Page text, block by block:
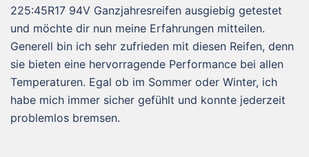
225:45R17 94V Ganzjahresreifen ausgiebig getestet
und möchte dir nun meine Erfahrungen mitteilen.
Generell bin ich sehr zufrieden mit diesen Reifen, denn
sie bieten eine hervorragende Performance bei allen
Temperaturen. Egal ob im Sommer oder Winter, ich
habe mich immer sicher gefühlt und konnte jederzeit
problemlos bremsen.